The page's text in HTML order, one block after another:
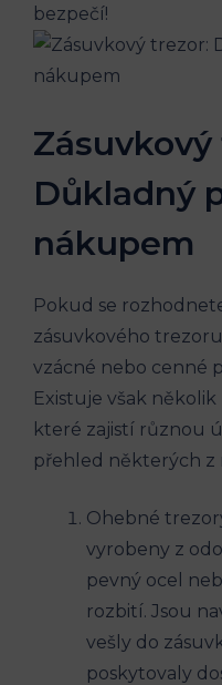
bezpečí!
Důkladný
nákupem
Pokud se
zásuvkového
vzácné nebo cenné
Existuje však
které zajistí různou
přehled některých z
Ohebné
vyrobeny z
pevný ocel
rozbití. Jsou
vešly do
poskytovaly